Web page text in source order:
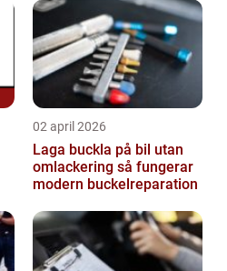
02 april 2026
Laga buckla på bil utan
omlackering så fungerar
modern buckelreparation